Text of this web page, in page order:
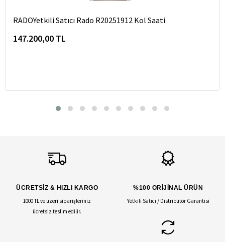
RADOYetkili Satıcı Rado R20251912 Kol Saati
147.200,00 TL
ÜCRETSİZ & HIZLI KARGO
1000 TL ve üzeri siparişleriniz
ücretsiz teslim edilir.
%100 ORİJİNAL ÜRÜN
Yetkili Satıcı / Distribütör Garantisi